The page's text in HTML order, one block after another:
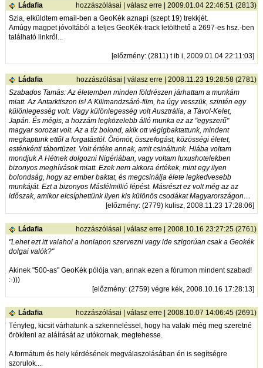
Ládafia hozzászólásai |válasz erre | 2009.01.04 22:46:51 (2813)
Szia, elküldtem email-ben a GeoKék aznapi (szept 19) trekkjét.
Amúgy magpet jóvoltából a teljes GeoKék-track letölthető a 2697-es hsz.-ben
található linkről...
[előzmény: (2811) t ib i, 2009.01.04 22:11:03]
Ládafia hozzászólásai |válasz erre | 2008.11.23 19:28:58 (2781)
Szabados Tamás: Az életemben minden földrészen járhattam a munkám
miatt. Az Antarktiszon is! A Kilimandzsáró-film, ha úgy vesszük, szintén egy
különlegesség volt. Vagy különlegesség volt Ausztrália, a Távol-Kelet,
Japán. És mégis, a hozzám legközelebb álló munka ez az "egyszerű"
magyar sorozat volt. Az a tíz bolond, akik ott végigbaktattunk, mindent
megkaptunk ettől a forgatástól. Örömöt, összefogást, közösségi életet,
esténkénti tábortüzet. Volt értéke annak, amit csináltunk. Hiába voltam
mondjuk A Hétnek dolgozni Nigériában, vagy voltam luxushotelekben
bizonyos meghívások miatt. Ezek nem akkora értékek, mint egy ilyen
bolondság, hogy az ember baktat, és megcsinálja élete legkedvesebb
munkáját. Ezt a bizonyos Másfélmillió lépést. Másrészt ez volt még az az
időszak, amikor elcsíphettünk ilyen kis különös csodákat Magyarországon…
[előzmény: (2779) kulisz, 2008.11.23 17:28:06]
Ládafia hozzászólásai |válasz erre | 2008.10.16 23:27:25 (2761)
"Lehet ezt itt valahol a honlapon szervezni vagy ide szigorúan csak a Geokék
dolgai valók?"
Akinek "500-as" GeoKék pólója van, annak ezen a fórumon mindent szabad!
:-)))
[előzmény: (2759) végre kék, 2008.10.16 17:28:13]
Ládafia hozzászólásai |válasz erre | 2008.10.07 14:06:45 (2691)
Tényleg, kicsit várhatunk a szkenneléssel, hogy ha valaki még meg szeretné
örökíteni az aláírását az utókornak, megtehesse.
A formátum és hely kérdésének megválaszolásában én is segítségre
szorulok....